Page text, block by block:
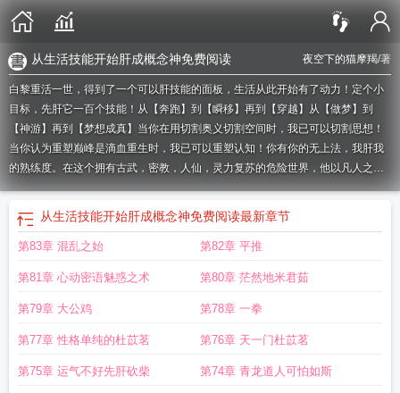
夜空下的猫摩羯/著
从生活技能开始肝成概念神免费阅读
白黎重活一世，得到了一个可以肝技能的面板，生活从此开始有了动力！定个小
目标，先肝它一百个技能！从【奔跑】到【瞬移】再到【穿越】从【做梦】到
【神游】再到【梦想成真】当你在用切割奥义切割空间时，我已可以切割思想！
当你认为重塑巅峰是滴血重生时，我已可以重塑认知！你有你的无上法，我肝我
的熟练度。在这个拥有古武，密教，人仙，灵力复苏的危险世界，他以凡人之
躯，肝到巅峰！在概念神面前，一切，皆是浮云！！如果您喜欢从生活技能开始
肝成概念神，别忘记分享给朋友.
掌握了生活技能 生活的技能
什么
是什么是生活技能 生活技能是什么意思
活技能过程心得生活技能的含义 生活技能的定义生活技能的意思
开始肝成概念神免费阅读
生活技能是指哪些方面的技能
技能是什么掌握的生活技能 生活技能的意义生活技能啥意思
题的手抄报 生活技能里面的内容 生活技能指的是什么生活技能get
从生活技能开始肝成概念神免费阅读最新章节
第83章 混乱之始 第82章 平推
第81章 心动密语魅惑之术 第80章 茫然地米君茹
第79章 大公鸡 第78章 一拳
第77章 性格单纯的杜苡茗 第76章 天一门杜苡茗
第75章 运气不好先肝砍柴 第74章 青龙道人可怕如斯